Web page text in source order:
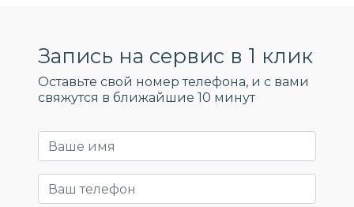
Запись на сервис в 1 клик
Оставьте свой номер телефона, и c вами
свяжутся в ближайшие 10 минут